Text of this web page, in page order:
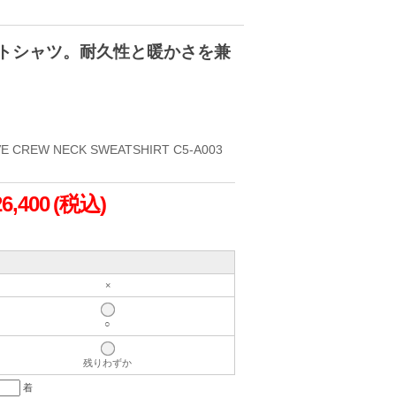
ャツ。耐久性と暖かさを兼
CREW NECK SWEATSHIRT C5-A003
(税込)
×
○
残りわずか
着